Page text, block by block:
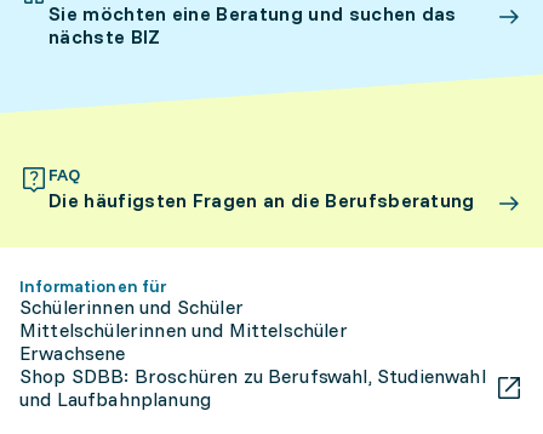
Sie möchten eine Beratung und suchen das
nächste BIZ
FAQ
Die häufigsten Fragen an die Berufsberatung
Informationen für
Schülerinnen und Schüler
Mittelschülerinnen und Mittelschüler
Erwachsene
Shop SDBB: Broschüren zu Berufswahl, Studienwahl
und Laufbahnplanung